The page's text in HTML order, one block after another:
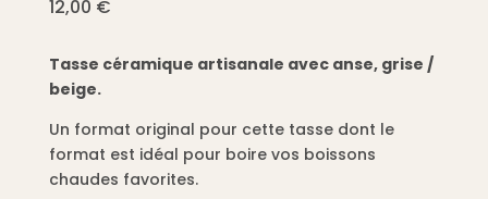
12,00 €
Tasse céramique artisanale avec anse, grise /
beige.
Un format original pour cette tasse dont le
format est idéal pour boire vos boissons
chaudes favorites.